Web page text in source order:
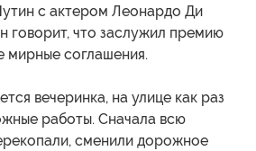
с актером Леонардо Ди
говорит, что заслужил премию
мирные соглашения.
вечеринка, на улице как раз
работы. Сначала всю
сменили дорожное